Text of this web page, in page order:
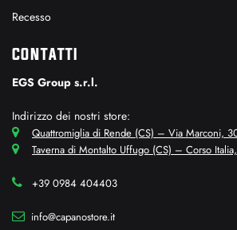
Recesso
CONTATTI
EGS Group s.r.l.
Indirizzo dei nostri store:
Quattromiglia di Rende (CS) – Via Marconi,
Taverna di Montalto Uffugo (CS) – Corso
+39 0984 404403
info@capanostore.it